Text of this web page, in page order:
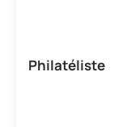
Philatéliste